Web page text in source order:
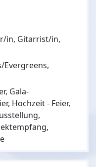
in, Gitarrist/in,
Evergreens,
Gala-
Hochzeit - Feier,